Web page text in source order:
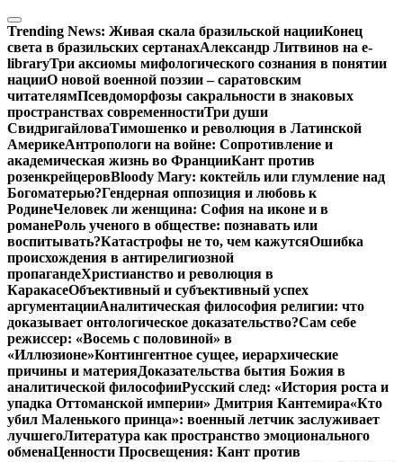
Перейти
к
содержимому
Trending News: Живая скала бразильской нацииКонец
света в бразильских сертанахАлександр Литвинов на e-
libraryТри аксиомы мифологического сознания в понятии
нацииО новой военной поэзии – саратовским
читателямПсевдоморфозы сакральности в знаковых
пространствах современностиТри души
СвидригайловаТимошенко и революция в Латинской
АмерикеАнтропологи на войне: Сопротивление и
академическая жизнь во ФранцииКант против
розенкрейцеровBloody Mary: коктейль или глумление над
Богоматерью?Гендерная оппозиция и любовь к
РодинеЧеловек ли женщина: София на иконе и в
романеРоль ученого в обществе: познавать или
воспитывать?Катастрофы не то, чем кажутсяОшибка
происхождения в антирелигиозной
пропагандеХристианство и революция в
КаракасеОбъективный и субъективный успех
аргументацииАналитическая философия религии: что
доказывает онтологическое доказательство?Сам себе
режиссер: «Восемь с половиной» в
«Иллюзионе»Контингентное сущее, иерархические
причины и материяДоказательства бытия Божия в
аналитической философииРусский след: «История роста и
упадка Оттоманской империи» Дмитрия Кантемира«Кто
убил Маленького принца»: военный летчик заслуживает
лучшегоЛитература как пространство эмоционального
обменаЦенности Просвещения: Кант против